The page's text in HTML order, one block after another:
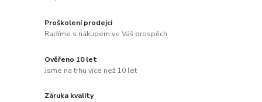
Proškolení prodejci
Radíme s nákupem ve Váš prospěch
Ověřeno 10 let
Jsme na trhu více než 10 let
Záruka kvality